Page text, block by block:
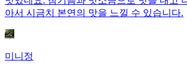
아서 시금치 본연의 맛을 느낄 수 있습니다.
미니정